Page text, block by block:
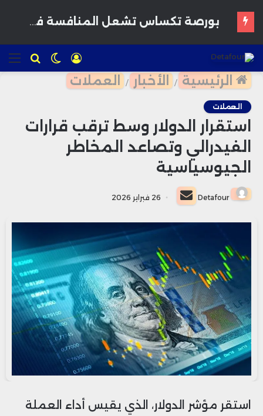
للبحث الوضع
المظلم
تسجيل
الدخول
الرئيسية / الأخبار / العملات
العملات
استقرار الدولار وسط ترقب قرارات
الفيدرالي وتصاعد المخاطر
الجيوسياسية
Detafour
أرسل
بريدا
إلكترونيا
26 فبراير 2026
استقر مؤشر الدولار، الذي يقيس أداء العملة